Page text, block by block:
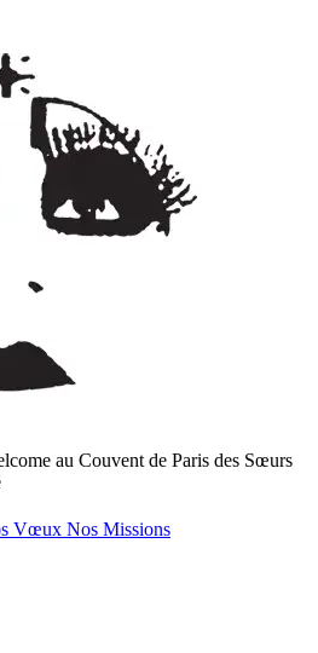
au Couvent de Paris des Sœurs
Vœux Nos Missions